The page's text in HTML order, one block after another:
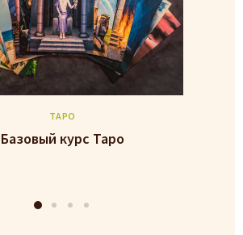
ТАРО
Базовый курс Таро